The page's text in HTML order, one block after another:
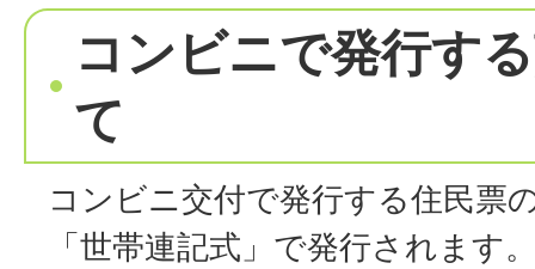
コンビニで発行す
て
コンビニ交付で発行する住民票
「世帯連記式」で発行されます